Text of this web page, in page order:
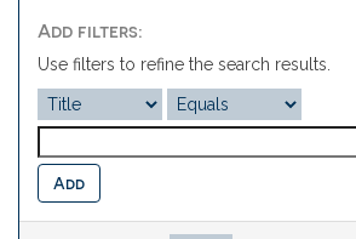
Add filters:
Use filters to refine the search results.